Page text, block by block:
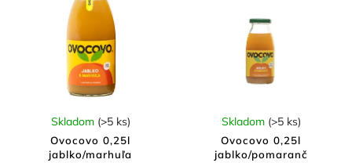
Ovocovo 0,25l
jablko/marhuľa
Skladom (>5 ks)
Ovocovo 0,25l
jablko/pomaranč
Skladom (>5 ks)